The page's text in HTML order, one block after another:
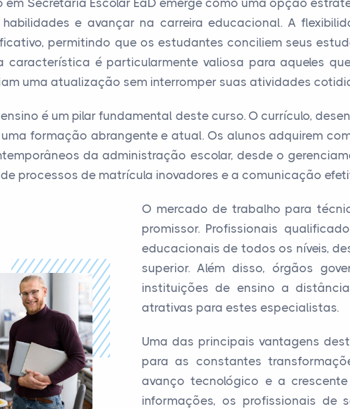
em Secretaria Escolar EaD emerge como uma opção
e avançar na carreira educacional. A
permitindo que os estudantes conciliem seus
característica é particularmente valiosa para aqueles
uma atualização sem interromper suas atividades
é um pilar fundamental deste curso. O currículo,
uma formação abrangente e atual. Os alunos adquirem
da administração escolar, desde o
processos de matrícula inovadores e a comunicação
O mercado de trabalho para
promissor. Profissionais
educacionais de todos os níveis,
superior. Além disso, órgãos
instituições de ensino a
atrativas para estes especialistas.
Uma das principais vantagens
para as constantes
avanço tecnológico e a
informações, os profissionais de